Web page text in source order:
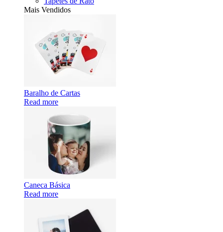
Mais Vendidos
Baralho de Cartas
Read more
Caneca Básica
Read more